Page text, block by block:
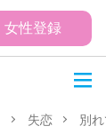
女性登録
失恋 別